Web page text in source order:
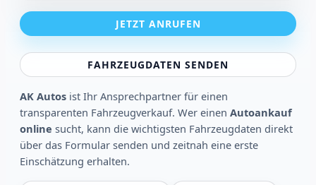
JETZT ANRUFEN
FAHRZEUGDATEN SENDEN
AK Autos ist Ihr Ansprechpartner für einen
transparenten Fahrzeugverkauf. Wer einen Autoankauf
online sucht, kann die wichtigsten Fahrzeugdaten direkt
über das Formular senden und zeitnah eine erste
Einschätzung erhalten.